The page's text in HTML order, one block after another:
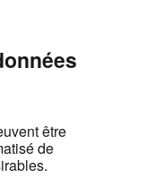
être
de